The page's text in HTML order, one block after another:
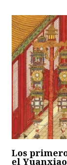
Los
el